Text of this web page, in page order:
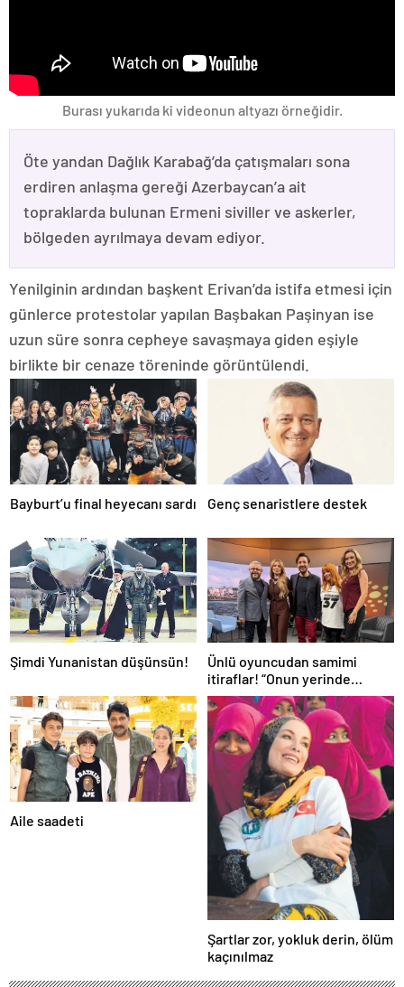
Burası yukarıda ki videonun altyazı örneğidir.
Öte yandan Dağlık Karabağ’da çatışmaları sona
erdiren anlaşma gereği Azerbaycan’a ait
topraklarda bulunan Ermeni siviller ve askerler,
bölgeden ayrılmaya devam ediyor.
Yenilginin ardından başkent Erivan’da istifa etmesi için
günlerce protestolar yapılan Başbakan Paşinyan ise
uzun süre sonra cepheye savaşmaya giden eşiyle
birlikte bir cenaze töreninde görüntülendi.
Bayburt’u final heyecanı sardı Genç senaristlere destek
Şimdi Yunanistan düşünsün!
Ünlü oyuncudan samimi
itiraflar! “Onun yerinde
olsaydım diye çok düşündüm”
Aile saadeti
Şartlar zor, yokluk derin, ölüm
kaçınılmaz